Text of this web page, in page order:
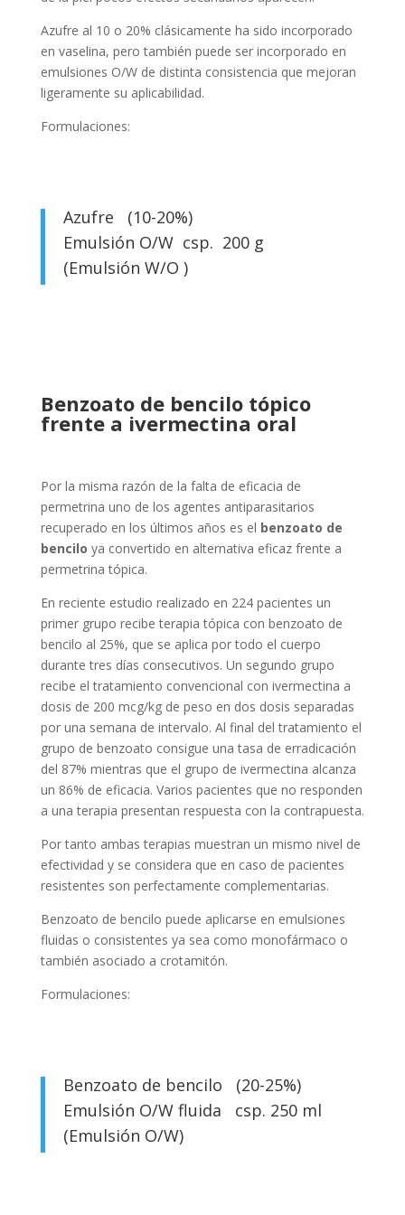
Azufre al 10 o 20% clásicamente ha sido incorporado
en vaselina, pero también puede ser incorporado en
emulsiones O/W de distinta consistencia que mejoran
ligeramente su aplicabilidad.
Formulaciones:
Azufre (10-20%)
Emulsión O/W csp. 200 g
(Emulsión W/O )
Benzoato de bencilo tópico
frente a ivermectina oral
Por la misma razón de la falta de eficacia de
permetrina uno de los agentes antiparasitarios
recuperado en los últimos años es el benzoato de
bencilo ya convertido en alternativa eficaz frente a
permetrina tópica.
En reciente estudio realizado en 224 pacientes un
primer grupo recibe terapia tópica con benzoato de
bencilo al 25%, que se aplica por todo el cuerpo
durante tres días consecutivos. Un segundo grupo
recibe el tratamiento convencional con ivermectina a
dosis de 200 mcg/kg de peso en dos dosis separadas
por una semana de intervalo. Al final del tratamiento el
grupo de benzoato consigue una tasa de erradicación
del 87% mientras que el grupo de ivermectina alcanza
un 86% de eficacia. Varios pacientes que no responden
a una terapia presentan respuesta con la contrapuesta.
Por tanto ambas terapias muestran un mismo nivel de
efectividad y se considera que en caso de pacientes
resistentes son perfectamente complementarias.
Benzoato de bencilo puede aplicarse en emulsiones
fluidas o consistentes ya sea como monofármaco o
también asociado a crotamitón.
Formulaciones:
Benzoato de bencilo (20-25%)
Emulsión O/W fluida csp. 250 ml
(Emulsión O/W)